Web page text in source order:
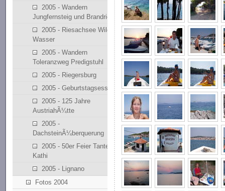
2005 - Wandern
Jungfernsteig und Brandriedl
2005 - Riesachsee Wilde
Wasser
2005 - Wandern
Toleranzweg Predigstuhl
2005 - Riegersburg
2005 - Geburtstagsessen
2005 - 125 Jahre
AustriahÃ¼tte
2005 -
DachsteinÃ¼berquerung
2005 - 50er Feier Tante
Kathi
2005 - Lignano
Fotos 2004